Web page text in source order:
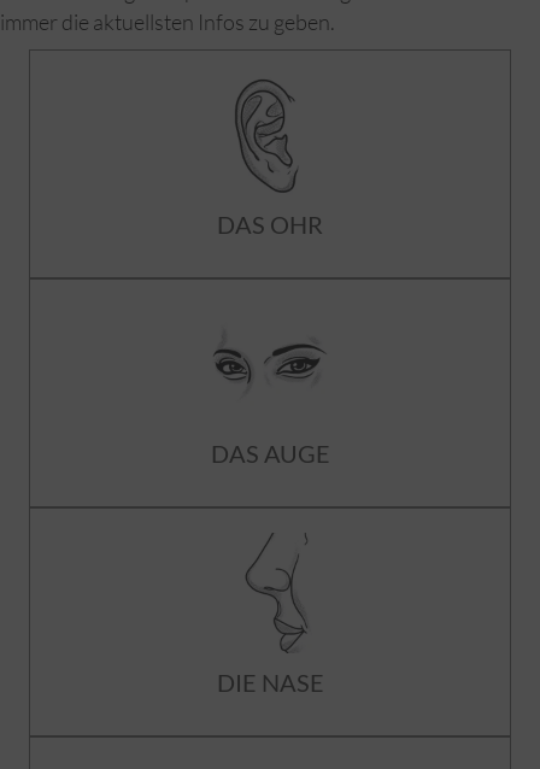
immer die aktuellsten Infos zu geben.
DAS OHR
DAS AUGE
DIE NASE